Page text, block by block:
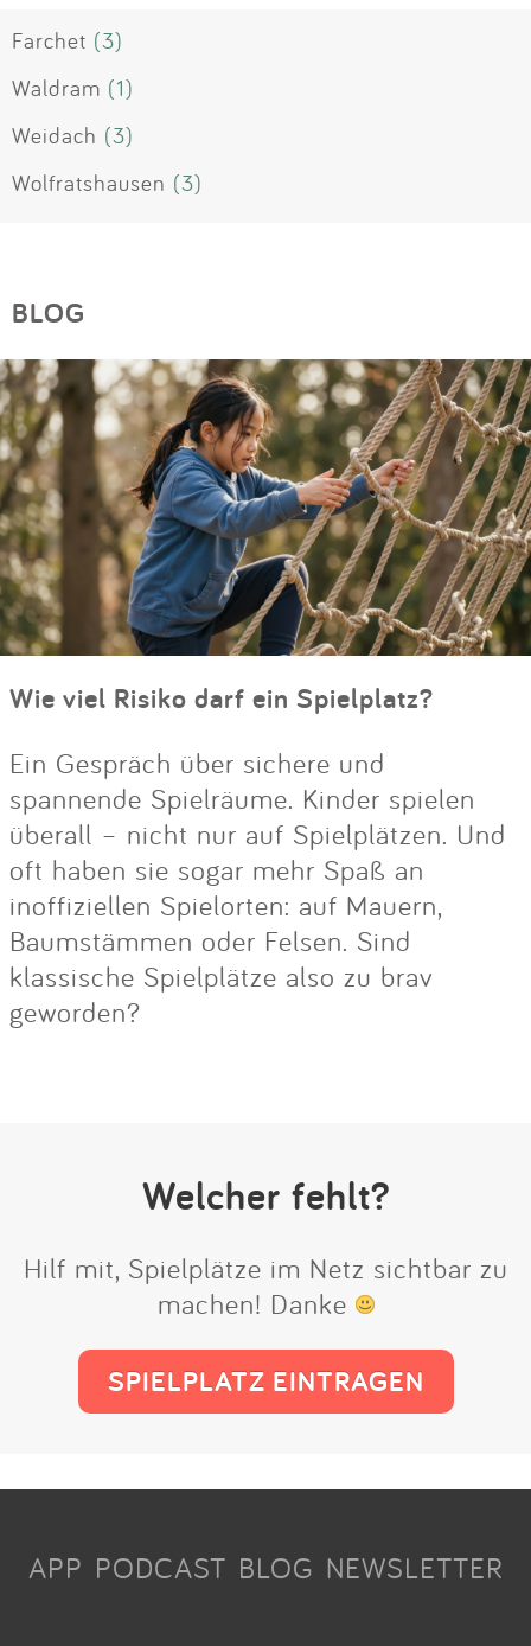
Farchet (3)
Waldram (1)
Weidach (3)
Wolfratshausen (3)
BLOG
Wie viel Risiko darf ein Spielplatz?
Ein Gespräch über sichere und
spannende Spielräume. Kinder spielen
überall – nicht nur auf Spielplätzen. Und
oft haben sie sogar mehr Spaß an
inoffiziellen Spielorten: auf Mauern,
Baumstämmen oder Felsen. Sind
klassische Spielplätze also zu brav
geworden?
Welcher fehlt?
Hilf mit, Spielplätze im Netz sichtbar zu
machen! Danke
SPIELPLATZ EINTRAGEN
APP PODCAST BLOG NEWSLETTER